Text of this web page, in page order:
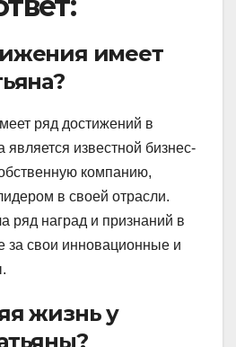
имеет
ряд достижений в
является известной бизнес-
компанию,
в своей отрасли.
ряд наград и признаний в
за свои инновационные и
жизнь у